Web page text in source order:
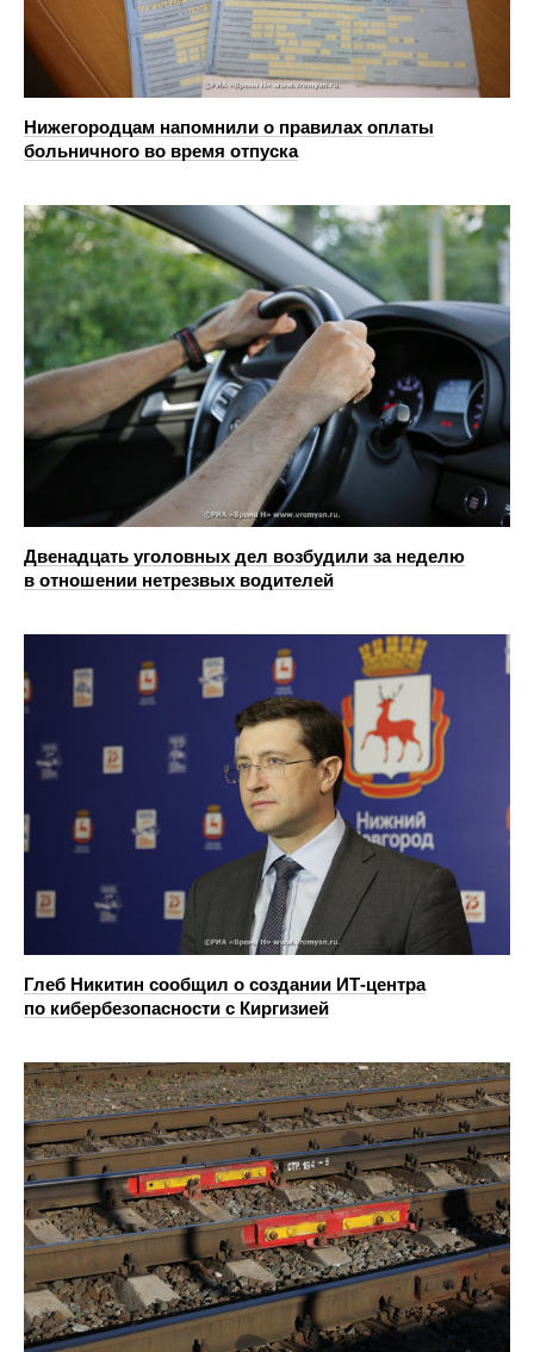
Нижегородцам напомнили о правилах оплаты
больничного во время отпуска
Двенадцать уголовных дел возбудили за неделю
в отношении нетрезвых водителей
Глеб Никитин сообщил о создании ИТ-центра
по кибербезопасности с Киргизией